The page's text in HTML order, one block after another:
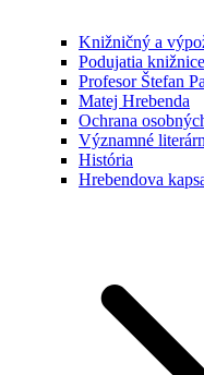
Knižničný a
Podujatia knižnice
Profesor Štefan
Matej Hrebenda
Ochrana
Významné
História
Hrebendova